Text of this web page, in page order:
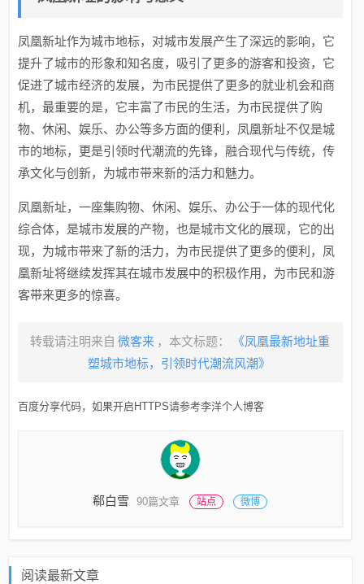
凤凰新址作为城市地标，对城市发展产生了深远的影响，它
提升了城市的形象和知名度，吸引了更多的游客和投资，它
促进了城市经济的发展，为市民提供了更多的就业机会和商
机，最重要的是，它丰富了市民的生活，为市民提供了购
物、休闲、娱乐、办公等多方面的便利，凤凰新址不仅是城
市的地标，更是引领时代潮流的先锋，融合现代与传统，传
承文化与创新，为城市带来新的活力和魅力。
凤凰新址，一座集购物、休闲、娱乐、办公于一体的现代化
综合体，是城市发展的产物，也是城市文化的展现，它的出
现，为城市带来了新的活力，为市民提供了更多的便利，凤
凰新址将继续发挥其在城市发展中的积极作用，为市民和游
客带来更多的惊喜。
转载请注明来自 微客来 ，本文标题：
《凤凰最新地址重
塑城市地标，引领时代潮流风潮》
百度分享代码，如果开启HTTPS请参考李洋个人博客
郗白雪 90篇文章 站点 微博
阅读最新文章